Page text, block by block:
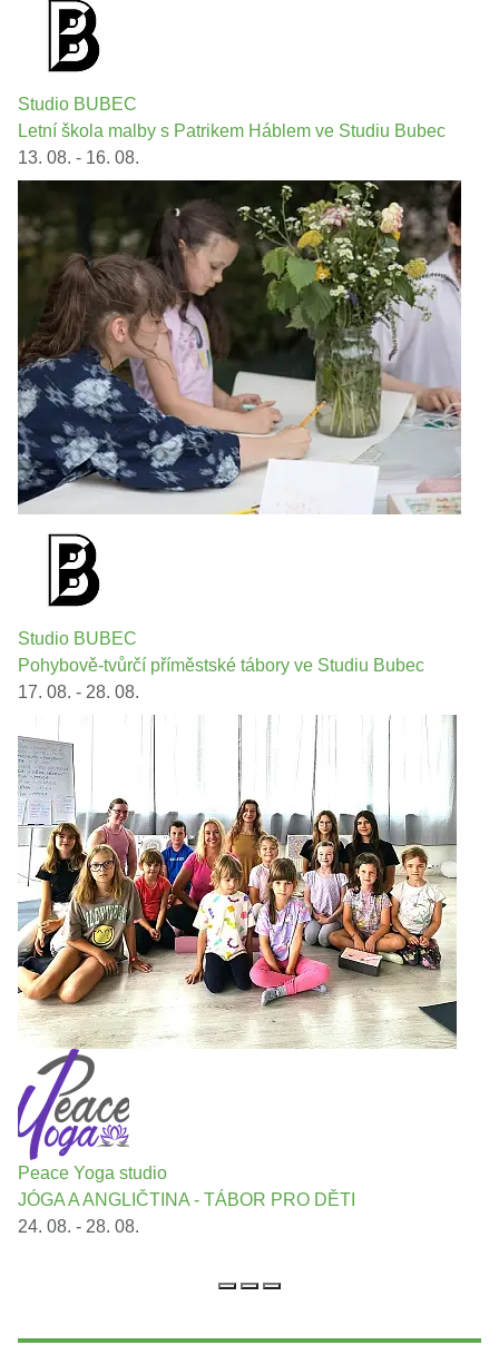
Studio BUBEC
Letní škola malby s Patrikem Háblem ve Studiu Bubec
13. 08. - 16. 08.
Studio BUBEC
Pohybově-tvůrčí příměstské tábory ve Studiu Bubec
17. 08. - 28. 08.
Peace Yoga studio
JÓGA A ANGLIČTINA - TÁBOR PRO DĚTI
24. 08. - 28. 08.